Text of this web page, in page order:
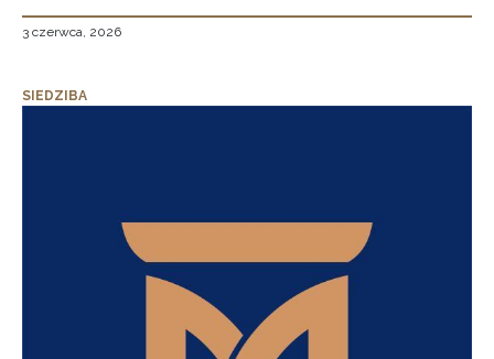
3 czerwca, 2026
SIEDZIBA